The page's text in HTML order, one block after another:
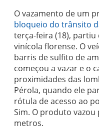
O vazamento de um
bloqueio do trânsito
terça-feira (18),
vinícola florense. O
barris de sulfito de
começou a vazar e o
proximidades das
Pérola, quando ele
rótula de acesso ao
Sim. O produto
metros.